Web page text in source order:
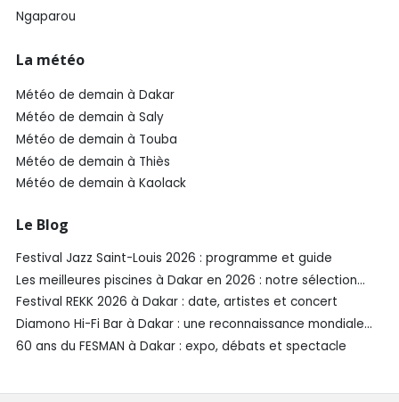
Ngaparou
La météo
Météo de demain à Dakar
Météo de demain à Saly
Météo de demain à Touba
Météo de demain à Thiès
Météo de demain à Kaolack
Le Blog
Festival Jazz Saint-Louis 2026 : programme et guide
Les meilleures piscines à Dakar en 2026 : notre sélection
SénéGuide
Festival REKK 2026 à Dakar : date, artistes et concert
Diamono Hi-Fi Bar à Dakar : une reconnaissance mondiale
aux Spirited Awards®️ 2026
60 ans du FESMAN à Dakar : expo, débats et spectacle